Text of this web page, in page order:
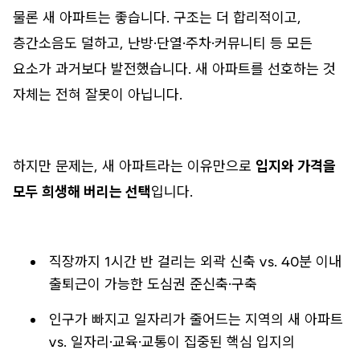
물론 새 아파트는 좋습니다. 구조는 더 합리적이고,
층간소음도 덜하고, 난방·단열·주차·커뮤니티 등 모든
요소가 과거보다 발전했습니다. 새 아파트를 선호하는 것
자체는 전혀 잘못이 아닙니다.
하지만 문제는, 새 아파트라는 이유만으로 입지와 가격을
모두 희생해 버리는 선택입니다.
직장까지 1시간 반 걸리는 외곽 신축 vs. 40분 이내
출퇴근이 가능한 도심권 준신축·구축
인구가 빠지고 일자리가 줄어드는 지역의 새 아파트
vs. 일자리·교육·교통이 집중된 핵심 입지의